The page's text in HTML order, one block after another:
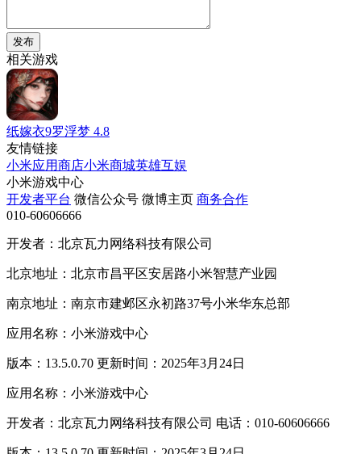
发布
相关游戏
纸嫁衣9罗浮梦 4.8
友情链接
小米应用商店小米商城英雄互娱
小米游戏中心
开发者平台 微信公众号 微博主页 商务合作
010-60606666
开发者：北京瓦力网络科技有限公司
北京地址：北京市昌平区安居路小米智慧产业园
南京地址：南京市建邺区永初路37号小米华东总部
应用名称：小米游戏中心
版本：13.5.0.70 更新时间：2025年3月24日
应用名称：小米游戏中心
开发者：北京瓦力网络科技有限公司 电话：010-60606666